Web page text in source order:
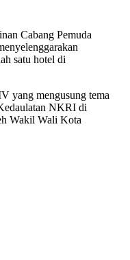
Cabang Pemuda
satu hotel di
yang mengusung tema
NKRI di
Wakil Wali Kota